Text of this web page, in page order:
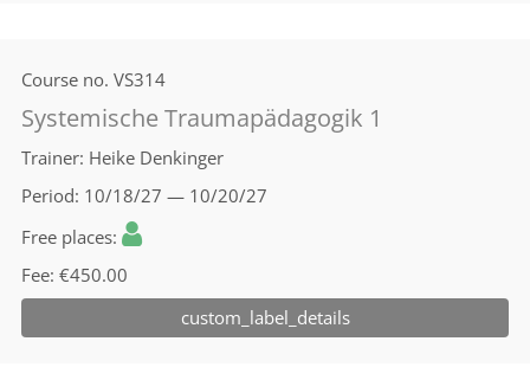
Course no. VS314
Systemische Traumapädagogik 1
Trainer Heike Denkinger
Period 10/18/27 — 10/20/27
Free places
Fee €450.00
custom_label_details